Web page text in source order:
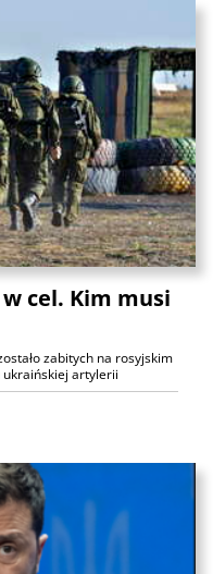
cel. Kim musi
zabitych na rosyjskim
artylerii